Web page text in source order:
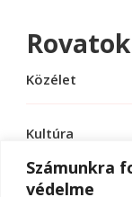
Számunkra
védelme
Rovatok
Közélet
Kultúra
Sport